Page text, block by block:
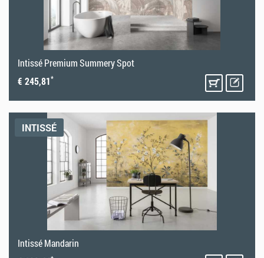
Intissé Premium Summery Spot
€ 245,81*
INTISSÉ
Intissé Mandarin